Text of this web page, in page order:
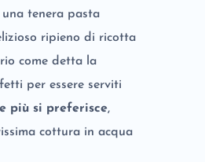
una tenera pasta
ripieno di ricotta
come detta la
per essere serviti
più si preferisce,
cottura in acqua